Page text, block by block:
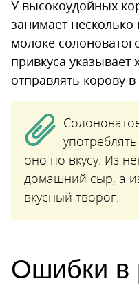
У высокоудойных
занимает
молоке
привкуса указывает
отправлять корову в
оно по вкусу. Из
домашний сыр, а
вкусный творог.
Ошибки в